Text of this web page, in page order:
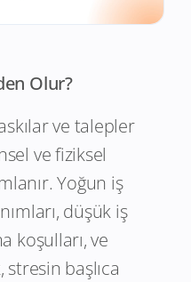
Olur?
ve talepler
ve fiziksel
Yoğun iş
düşük iş
koşulları, ve
başlıca